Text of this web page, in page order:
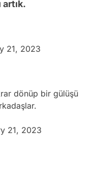
21, 2023
dönüp bir gülüşü
21, 2023